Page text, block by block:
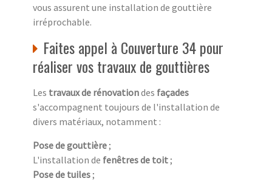
vous assurent une installation de gouttière
irréprochable.
Faites appel à Couverture 34 pour
réaliser vos travaux de gouttières
Les travaux de rénovationdes façades
s'accompagnent toujours de l'installation de
divers matériaux, notamment :
Pose de gouttière ;
L'installation de fenêtres de toit ;
Pose de tuiles ;